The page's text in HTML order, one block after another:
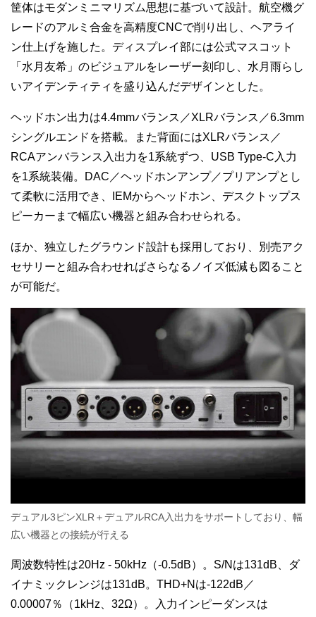
筐体はモダンミニマリズム思想に基づいて設計。航空機グ
レードのアルミ合金を高精度CNCで削り出し、ヘアライ
ン仕上げを施した。ディスプレイ部には公式マスコット
「水月友希」のビジュアルをレーザー刻印し、水月雨らし
いアイデンティティを盛り込んだデザインとした。
ヘッドホン出力は4.4mmバランス／XLRバランス／6.3mm
シングルエンドを搭載。また背面にはXLRバランス／
RCAアンバランス入出力を1系統ずつ、USB Type-C入力
を1系統装備。DAC／ヘッドホンアンプ／プリアンプとし
て柔軟に活用でき、IEMからヘッドホン、デスクトップス
ピーカーまで幅広い機器と組み合わせられる。
ほか、独立したグラウンド設計も採用しており、別売アク
セサリーと組み合わせればさらなるノイズ低減も図ること
が可能だ。
デュアル3ピンXLR＋デュアルRCA入出力をサポートしており、幅
広い機器との接続が行える
周波数特性は20Hz - 50kHz（-0.5dB）。S/Nは131dB、ダ
イナミックレンジは131dB。THD+Nは-122dB／
0.00007％（1kHz、32Ω）。入力インピーダンスは